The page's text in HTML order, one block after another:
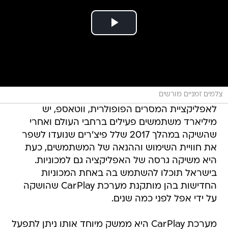
צלמים זמניים מורשים
לאפליקציית המסרים הפופולרית, ווטאספ, יש
מיליארד משתמשים פעילים ברחבי העולם ואחרי
שהשיקה במהלך 2017 שלל פיצ'רים שנועדו לשפר
את חוויית השימוש וההנאה של המשתמשים, כעת
היא משיקה גרסה של האפליקציה גם למכוניות.
בישראל תוכלו להשתמש בה באחת המכוניות
החדישות בהן מותקנת מערכת CarPlay שהושקה
על ידי אפל לפני כמה שנים.
מערכת CarPlay היא ממשק מיוחד אותו ניתן לתפעל